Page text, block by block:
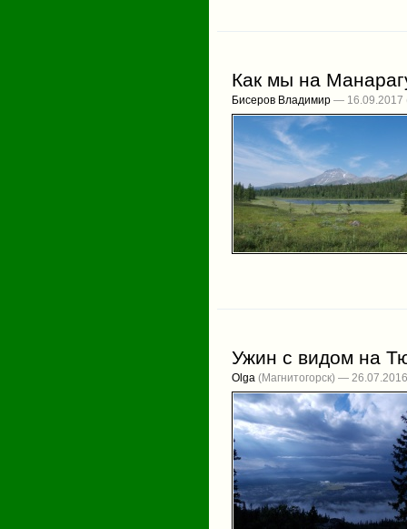
Как мы на
Бисеров Владимир — 16.09.2017
Ужин с видом на
Olga (Магнитогорск) — 26.07.2016